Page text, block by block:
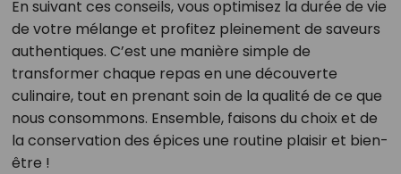
En suivant ces conseils, vous optimisez la durée de vie
de votre mélange et profitez pleinement de saveurs
authentiques. C’est une manière simple de
transformer chaque repas en une découverte
culinaire, tout en prenant soin de la qualité de ce que
nous consommons. Ensemble, faisons du choix et de
la conservation des épices une routine plaisir et bien-
être !